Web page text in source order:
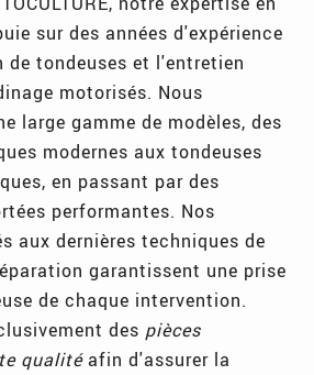
sur des années d'expérience
de tondeuses et l'entretien
motorisés. Nous
large gamme de modèles, des
modernes aux tondeuses
en passant par des
performantes. Nos
aux dernières techniques de
garantissent une prise
de chaque intervention.
des pièces
qualitéafin d'assurer la